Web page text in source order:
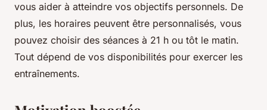
vous aider à atteindre vos objectifs personnels. De
plus, les horaires peuvent être personnalisés, vous
pouvez choisir des séances à 21 h ou tôt le matin.
Tout dépend de vos disponibilités pour exercer les
entraînements.